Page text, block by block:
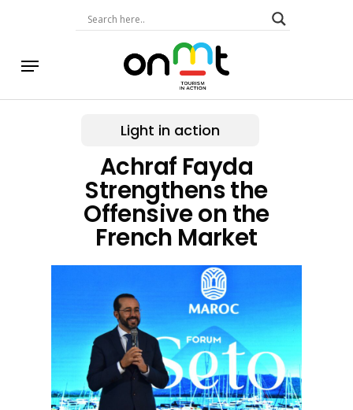
Menu
Light in action
Achraf Fayda
Strengthens the
Offensive on the
French Market